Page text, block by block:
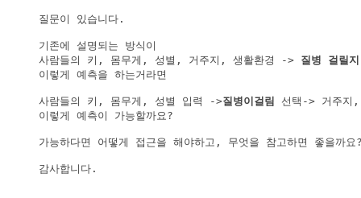
질문이 있습니다.
기존에 설명되는 방식이
사람들의 키, 몸무게, 성별, 거주지, 생활환경 -> 질병 걸릴
이렇게 예측을 하는거라면
사람들의 키, 몸무게, 성별 입력 ->질병이걸림
선택-> 거주지
이렇게 예측이 가능할까요?
가능하다면 어떻게 접근을 해야하고, 무엇을 참고하면 좋을까요
감사합니다.